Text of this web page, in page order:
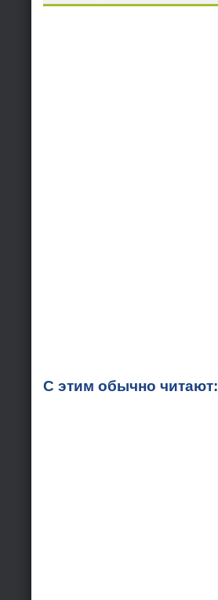
С этим обычно читают: